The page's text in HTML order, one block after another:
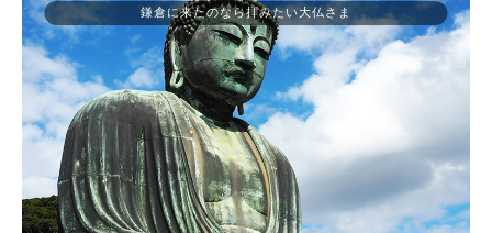
鎌倉に来たのなら拝みたい大仏さま